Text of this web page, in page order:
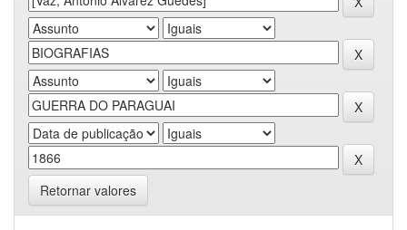
Retornar valores